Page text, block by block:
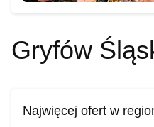
Gryfów
Najwięcej ofert w